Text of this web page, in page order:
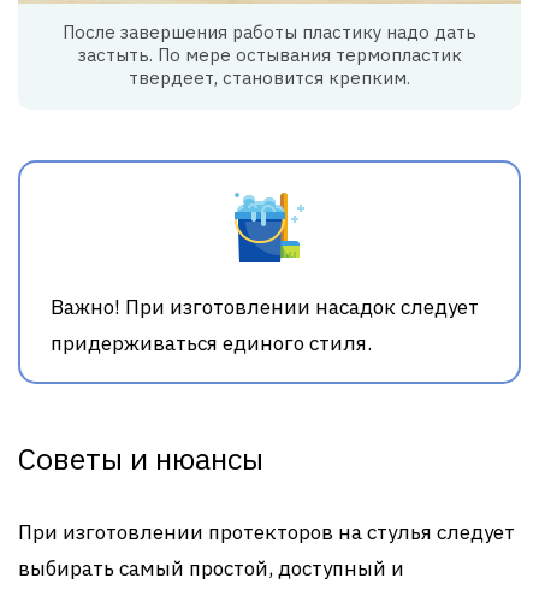
После завершения работы пластику надо дать
застыть. По мере остывания термопластик
твердеет, становится крепким.
Важно! При изготовлении насадок следует
придерживаться единого стиля.
Советы и нюансы
При изготовлении протекторов на стулья следует
выбирать самый простой, доступный и